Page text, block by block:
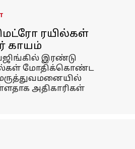
ரயில்கள்
காயம்
இரண்டு
மோதிக்கொண்ட
மருத்துவமனையில்
அதிகாரிகள்